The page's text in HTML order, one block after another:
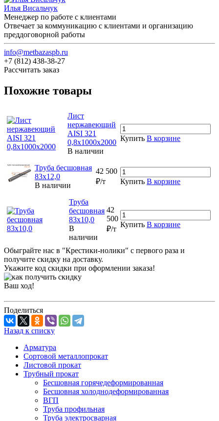
Илья Висальчук
Менеджер по работе с клиентами
Отвечает за коммуникацию с клиентами и организацию
преддоговорной работы
info@metbazaspb.ru
+7 (812) 438-38-27
Рассчитать заказ
Похожие товары
Лист
нержавеющий
AISI 321
0,8х1000х2000
В наличии
Купить В корзине
Труба бесшовная
83х12,0
В наличии
42 500
₽/т
Купить В корзине
Труба
бесшовная
83х10,0
В
наличии
42
500
₽/т
Купить В корзине
Обыграйте нас в "Крестики-нолики" с первого раза и
получите скидку на доставку.
Укажите код скидки при оформлении заказа!
Ваш ход!
Поделиться
Назад к списку
Арматура
Сортовой металлопрокат
Листовой прокат
Трубный прокат
Бесшовная горячедеформированная
Бесшовная холоднодеформированная
ВГП
Труба профильная
Труба электросварная